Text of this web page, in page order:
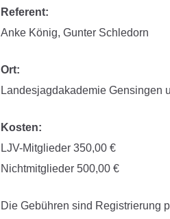
Referent:
Anke König, Gunter Schledorn
Ort:
Landesjagdakademie Gensingen
Kosten:
LJV-Mitglieder 350,00 €
Nichtmitglieder 500,00 €
Die Gebühren sind Registrierung